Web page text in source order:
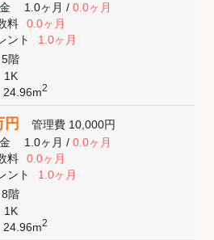
1.0ヶ月/ 0.0ヶ月
料
0.0ヶ月
ント
1.0ヶ月
5階
1K
24.96m2
円 管理費 10,000円
1.0ヶ月/ 0.0ヶ月
料
0.0ヶ月
ント
1.0ヶ月
8階
1K
24.96m2